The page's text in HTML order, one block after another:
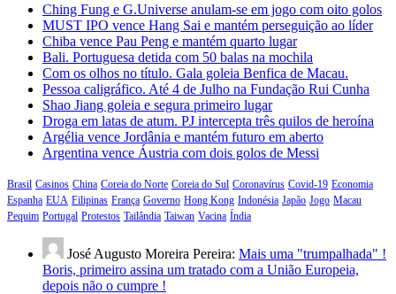
Ching Fung e G.Universe anulam-se em jogo com oito golos
MUST IPO vence Hang Sai e mantém perseguição ao líder
Chiba vence Pau Peng e mantém quarto lugar
Bali. Portuguesa detida com 50 balas na mochila
Com os olhos no título. Gala goleia Benfica de Macau.
Pessoa caligráfico. Até 4 de Julho na Fundação Rui Cunha
Shao Jiang goleia e segura primeiro lugar
Droga em latas de atum. PJ intercepta três quilos de heroína
Argélia vence Jordânia e mantém futuro em aberto
Argentina vence Áustria com dois golos de Messi
Brasil Casinos China Coreia do Norte Coreia do Sul Coronavírus Covid-19 Economia
Espanha EUA Filipinas França Governo Hong Kong Indonésia Japão Jogo Macau
Pequim Portugal Protestos Tailândia Taiwan Vacina Índia
José Augusto Moreira Pereira: Mais uma "trumpalhada" !
Boris, primeiro assina um tratado com a União Europeia,
depois não o cumpre !